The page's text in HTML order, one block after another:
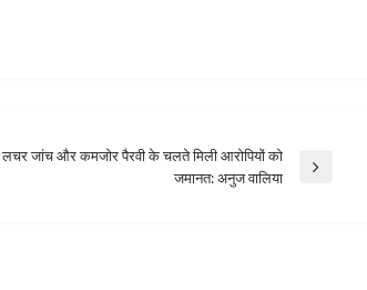
लचर जांच और कमजोर पैरवी के चलते मिली आरोपियों को
जमानत: अनुज वालिया